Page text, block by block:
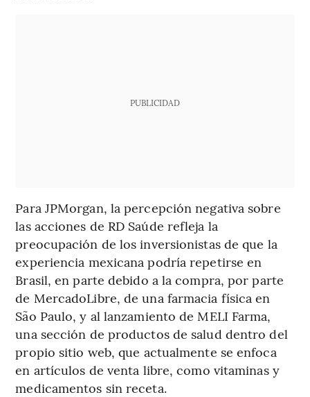
PUBLICIDAD
Para JPMorgan, la percepción negativa sobre
las acciones de RD Saúde refleja la
preocupación de los inversionistas de que la
experiencia mexicana podría repetirse en
Brasil, en parte debido a la compra, por parte
de MercadoLibre, de una farmacia física en
São Paulo, y al lanzamiento de MELI Farma,
una sección de productos de salud dentro del
propio sitio web, que actualmente se enfoca
en artículos de venta libre, como vitaminas y
medicamentos sin receta.